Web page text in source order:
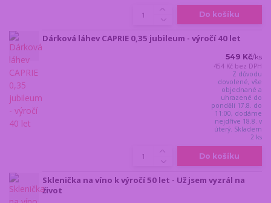
Do košíku
Dárková láhev CAPRIE 0,35 jubileum - výročí 40 let
549 Kč/ks
454 Kč bez DPH
Z důvodu
dovolené, vše
objednané a
uhrazené do
pondělí 17.8. do
11:00, dodáme
nejdříve 18.8. v
úterý. Skladem
2 ks
Do košíku
Sklenička na víno k výročí 50 let - Už jsem vyzrál na
život